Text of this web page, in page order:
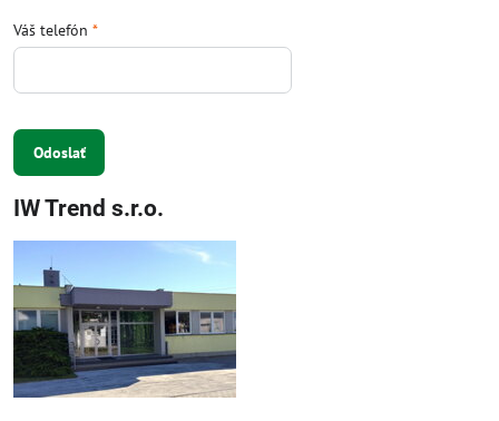
Váš telefón *
Odoslať
IW Trend s.r.o.